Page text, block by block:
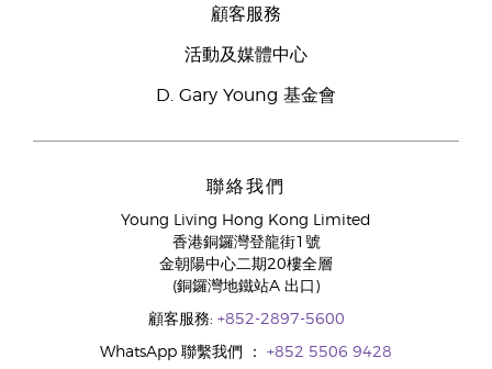
顧客服務
活動及媒體中心
D. Gary Young 基金會
聯絡我們
Young Living Hong Kong Limited
香港銅鑼灣登龍街1號
金朝陽中心二期20樓全層
(銅鑼灣地鐵站A 出口)
顧客服務: +852-2897-5600
WhatsApp 聯繫我們 ： +852 5506 9428